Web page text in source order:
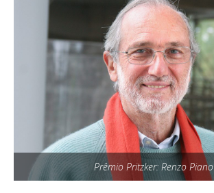
Prêmio Pritzker: Renzo Piano